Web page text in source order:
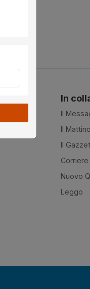
In
Il
Il Mattino
Il
Nuovo
Leggo